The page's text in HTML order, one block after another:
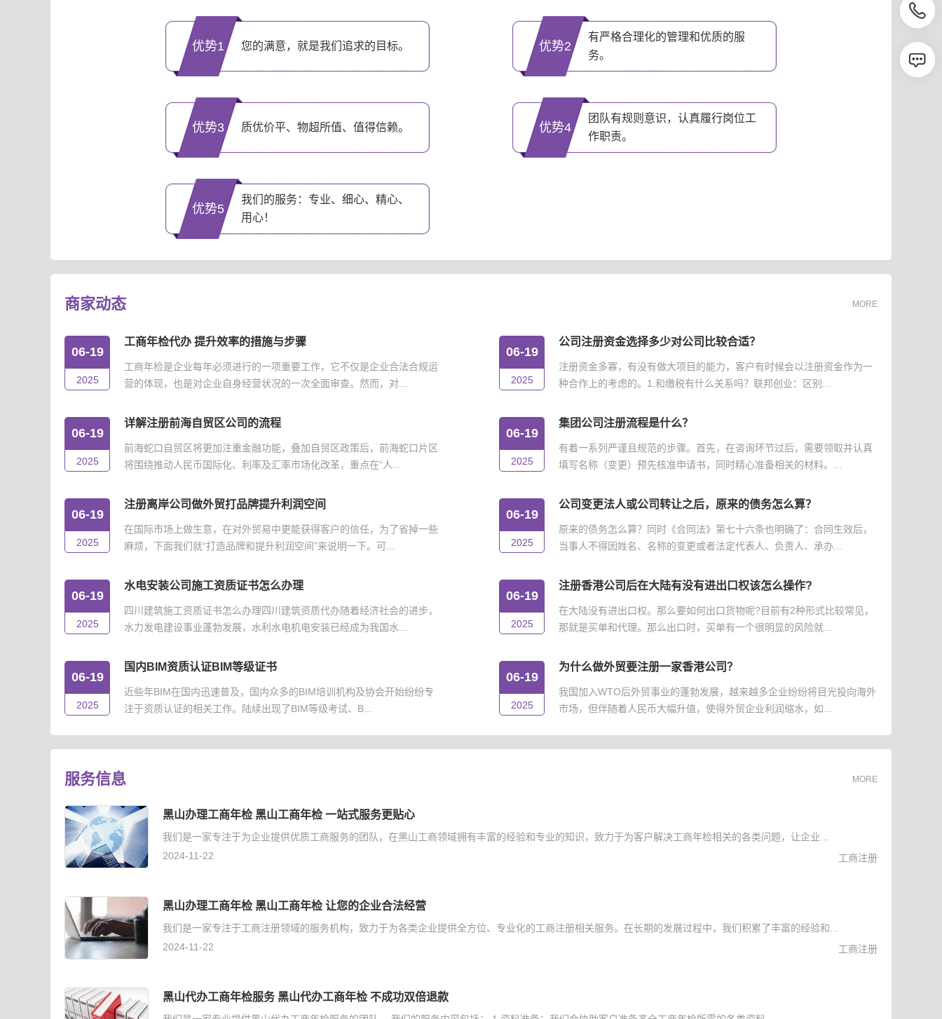
优势1 您的满意，就是我们追求的目标。 优势2
有严格合理化的管理和优质的服
务。
优势3 质优价平、物超所值、值得信赖。 优势4
团队有规则意识，认真履行岗位工
作职责。
优势5
我们的服务：专业、细心、精心、
用心！
商家动态 MORE
06-19
2025
工商年检代办 提升效率的措施与步骤
工商年检是企业每年必须进行的一项重要工作，它不仅是企业合法合规运
营的体现，也是对企业自身经营状况的一次全面审查。然而，对...
06-19
2025
公司注册资金选择多少对公司比较合适？
注册资金多寡，有没有做大项目的能力，客户有时候会以注册资金作为一
种合作上的考虑的。1.和缴税有什么关系吗？联邦创业：区别...
06-19
2025
详解注册前海自贸区公司的流程
前海蛇口自贸区将更加注重金融功能，叠加自贸区政策后，前海蛇口片区
将围绕推动人民币国际化、利率及汇率市场化改革，重点在“人...
06-19
2025
集团公司注册流程是什么？
有着一系列严谨且规范的步骤。首先，在咨询环节过后，需要领取并认真
填写名称（变更）预先核准申请书，同时精心准备相关的材料。...
06-19
2025
注册离岸公司做外贸打品牌提升利润空间
在国际市场上做生意，在对外贸易中更能获得客户的信任，为了省掉一些
麻烦，下面我们就“打造品牌和提升利润空间”来说明一下。可...
06-19
2025
公司变更法人或公司转让之后，原来的债务怎么算？
原来的债务怎么算？同时《合同法》第七十六条也明确了：合同生效后，
当事人不得因姓名、名称的变更或者法定代表人、负责人、承办...
06-19
2025
水电安装公司施工资质证书怎么办理
四川建筑施工资质证书怎么办理四川建筑资质代办随着经济社会的进步，
水力发电建设事业蓬勃发展，水利水电机电安装已经成为我国水...
06-19
2025
注册香港公司后在大陆有没有进出口权该怎么操作?
在大陆没有进出口权。那么要如何出口货物呢?目前有2种形式比较常见，
那就是买单和代理。那么出口时，买单有一个很明显的风险就...
06-19
2025
国内BIM资质认证BIM等级证书
近些年BIM在国内迅速普及，国内众多的BIM培训机构及协会开始纷纷专
注于资质认证的相关工作。陆续出现了BIM等级考试、B...
06-19
2025
为什么做外贸要注册一家香港公司？
我国加入WTO后外贸事业的蓬勃发展，越来越多企业纷纷将目光投向海外
市场，但伴随着人民币大幅升值，使得外贸企业利润缩水，如...
服务信息 MORE
黑山办理工商年检 黑山工商年检 一站式服务更贴心
我们是一家专注于为企业提供优质工商服务的团队，在黑山工商领域拥有丰富的经验和专业的知识，致力于为客户解决工商年检相关的各类问题，让企业...
2024-11-22
工商注册
黑山办理工商年检 黑山工商年检 让您的企业合法经营
我们是一家专注于工商注册领域的服务机构，致力于为各类企业提供全方位、专业化的工商注册相关服务。在长期的发展过程中，我们积累了丰富的经验和...
2024-11-22
工商注册
黑山代办工商年检服务 黑山代办工商年检 不成功双倍退款